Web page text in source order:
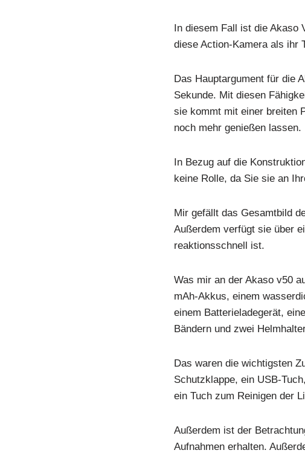
In diesem Fall ist die Akaso
diese Action-Kamera als ihr
Das Hauptargument für die
Sekunde. Mit diesen
sie kommt mit einer breiten
noch mehr genießen lassen.
In Bezug auf die
keine Rolle, da Sie sie an
Mir gefällt das Gesamtbild
Außerdem verfügt sie über
reaktionsschnell ist.
Was mir an der Akaso v50
mAh-Akkus, einem
einem Batterieladegerät,
Bändern und zwei
Das waren die wichtigsten
Schutzklappe, ein USB-
ein Tuch zum Reinigen der
Außerdem ist der
Aufnahmen erhalten.